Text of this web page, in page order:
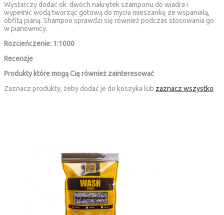
Wystarczy dodać ok. dwóch nakrętek szamponu do wiadra i
wypełnić wodątworząc gotową do mycia mieszankę ze wspaniałą,
obfitąpianą. Shampoo sprawdzi się również podczas stosowania go
w pianownicy.
Rozcieńczenie: 1:1000
Recenzje
Produkty które mogą Cię również zainteresować
Zaznacz produkty, żeby dodać je do koszyka lub zaznacz wszystko